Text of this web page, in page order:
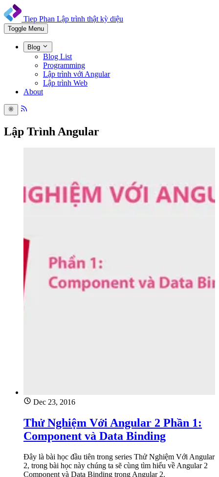
Tiep Phan Lập trình thật kỳ diệu
Toggle Menu
Blog
Blog List
Programming
Lập trình với Angular
Lập trình Web
About
Lập Trình Angular
Dec 23, 2016
Thử Nghiệm Với Angular 2 Phần 1:
Component và Data Binding
Đây là bài học đầu tiên trong series Thử Nghiệm Với Angular
2, trong bài học này chúng ta sẽ cùng tìm hiểu về Angular 2
Component và Data Binding trong Angular 2.